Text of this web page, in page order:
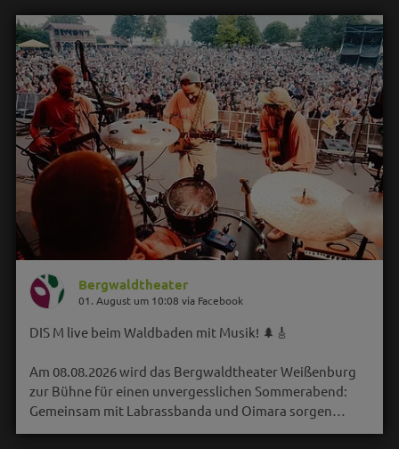
Bergwaldtheater
01. August um 10:08 via Facebook
DIS M live beim Waldbaden mit Musik! 🌲🎸
Am 08.08.2026 wird das Bergwaldtheater Weißenburg
zur Bühne für einen unvergesslichen Sommerabend:
Gemeinsam mit Labrassbanda und Oimara sorgen…